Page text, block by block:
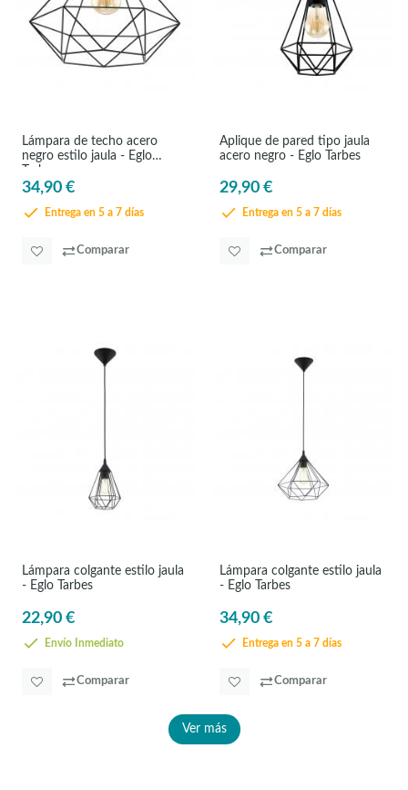
Lámpara de techo acero
negro estilo jaula - Eglo
Tarbes
34,90 €
Entrega en 5 a 7 días
Comparar
Aplique de pared tipo jaula
acero negro - Eglo Tarbes
29,90 €
Entrega en 5 a 7 días
Comparar
Lámpara colgante estilo jaula
- Eglo Tarbes
22,90 €
Envío Inmediato
Comparar
Lámpara colgante estilo jaula
- Eglo Tarbes
34,90 €
Entrega en 5 a 7 días
Comparar
Ver más